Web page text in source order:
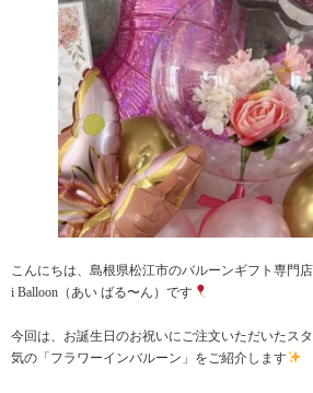
こんにちは、島根県松江市のバルーンギフト専門店
i Balloon（あい ばる〜ん）です
今回は、お誕生日のお祝いにご注文いただいたス
気の「フラワーインバルーン」をご紹介します